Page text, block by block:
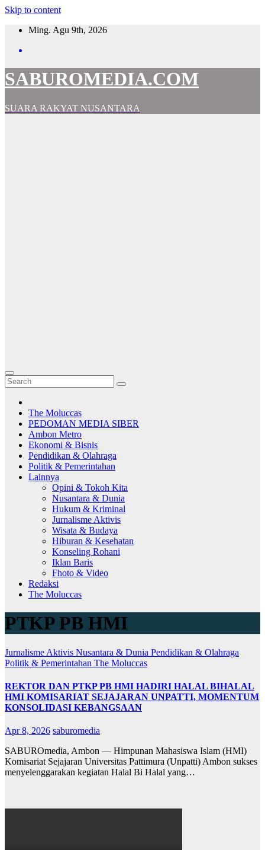
Skip to content
Ming. Agu 9th, 2026
SABUROMEDIA.COM
SUARA RAKYAT NUSANTARA
The Moluccas
PEDOMAN MEDIA SIBER
Ambon Metro
Ekonomi & Bisnis
Pendidikan & Olahraga
Politik & Pemerintahan
Lainnya
Opini & Tokoh Kita
Nusantara & Dunia
Hukum & Kriminal
Jurnalisme Aktivis
Wisata & Budaya
Hiburan & Kesehatan
Konseling Rohani
Iklan Baris
Fhoto & Video
Redaksi
The Moluccas
PTKP PB HMI
Jurnalisme Aktivis Nusantara & Dunia Pendidikan & Olahraga
Politik & Pemerintahan The Moluccas
REKTOR DAN PTKP PB HMI HADIRI HALAL BIHALAL
HMI KOMISARIAT SEJAJARAN UNPATTI, MOMENTUM
KONSOLIDASI KEBANGSAAN
Apr 8, 2026 saburomedia
SABUROmedia, Ambon — Himpunan Mahasiswa Islam (HMI)
Komisariat Sejajaran Universitas Pattimura (Unpatti) Ambon sukses
menyelenggarakan kegiatan Halal Bi Halal yang…